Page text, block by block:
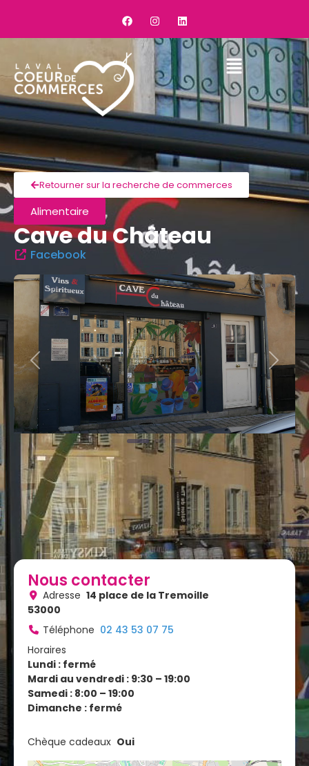
Retourner sur la recherche de commerces
Alimentaire
Cave du Château
Facebook
Previous Next
Nous contacter
Adresse 14 place de la Tremoille
53000
Téléphone 02 43 53 07 75
Horaires
Lundi : fermé
Mardi au vendredi : 9:30 – 19:00
Samedi : 8:00 – 19:00
Dimanche : fermé
Chèque cadeaux Oui